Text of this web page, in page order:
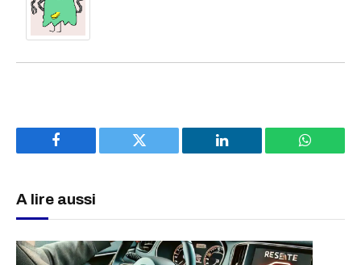
Facebook Twitter LinkedIn
A lire aussi